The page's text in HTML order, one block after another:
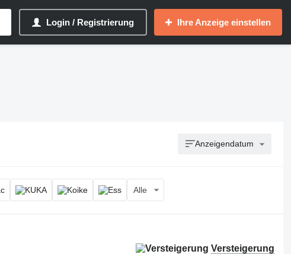
Login / Registrierung Ihre Anzeige einstellen
Anzeigendatum
Alle
Versteigerung